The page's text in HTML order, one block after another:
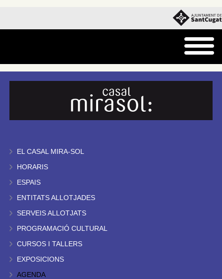
EL CASAL MIRA-SOL
HORARIS
ESPAIS
ENTITATS ALLOTJADES
SERVEIS ALLOTJATS
PROGRAMACIÓ CULTURAL
CURSOS I TALLERS
EXPOSICIONS
AGENDA